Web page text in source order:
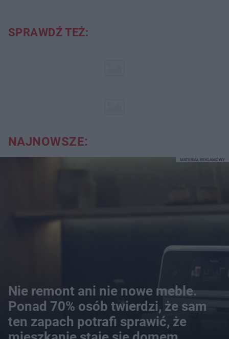
SPRAWDŹ TEŻ:
NAJNOWSZE:
Nie remont ani nie nowe meble.
Ponad 70% osób twierdzi, że sam
ten zapach potrafi sprawić, że
MATERIAŁ REKLAMOWY